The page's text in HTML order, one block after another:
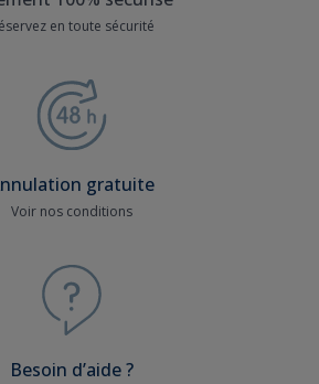
en toute sécurité
gratuite
Voir nos conditions
Besoin d’aide ?